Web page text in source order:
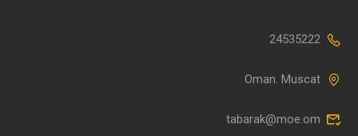
24535222
Oman. Muscat
tabarak@moe.om